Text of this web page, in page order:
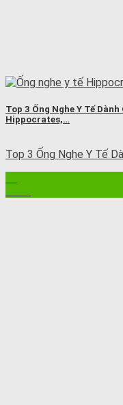
Top 3 Ống Nghe Y Tế
Hippocrates,…
Top 3 Ống Nghe Y Tế